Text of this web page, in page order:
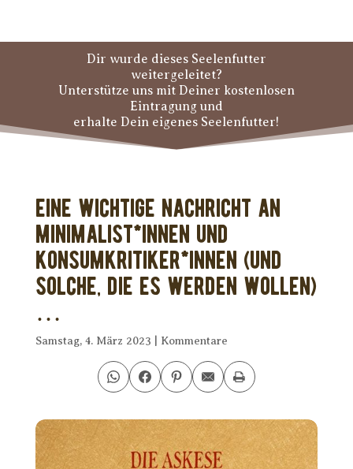
Dir wurde dieses Seelenfutter
weitergeleitet?
Unterstütze uns mit Deiner kostenlosen
Eintragung und
erhalte Dein eigenes Seelenfutter!
Eine wichtige Nachricht an
Minimalist*innen und
Konsumkritiker*innen (und
solche, die es werden wollen)
…
Samstag, 4. März 2023 Kommentare